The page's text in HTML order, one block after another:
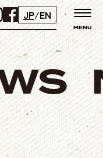
JP/EN
MENU